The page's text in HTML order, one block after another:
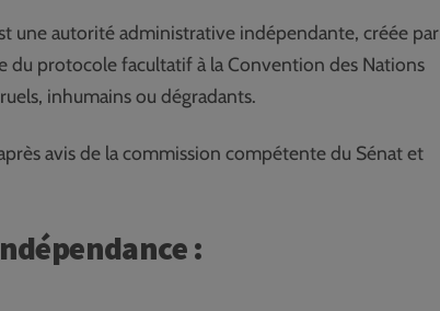
une autorité administrative indépendante, créée par
du protocole facultatif à la Convention des Nations
inhumains ou dégradants.
avis de la commission compétente du Sénat et
: